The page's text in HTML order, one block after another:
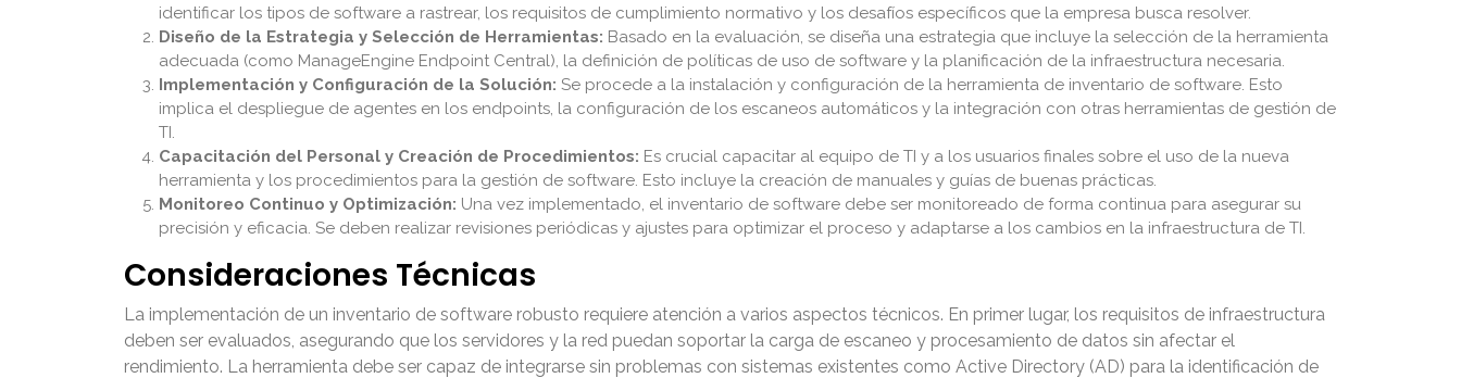
identificar los tipos de software a rastrear, los requisitos de cumplimiento normativo y los desafíos específicos que la empresa busca resolver.
Diseño de la Estrategia y Selección de Herramientas: Basado en la evaluación, se diseña una estrategia que incluye la selección de la herramienta
adecuada (como ManageEngine Endpoint Central), la definición de políticas de uso de software y la planificación de la infraestructura necesaria.
Implementación y Configuración de la Solución: Se procede a la instalación y configuración de la herramienta de inventario de software. Esto
implica el despliegue de agentes en los endpoints, la configuración de los escaneos automáticos y la integración con otras herramientas de gestión de
TI.
Capacitación del Personal y Creación de Procedimientos: Es crucial capacitar al equipo de TI y a los usuarios finales sobre el uso de la nueva
herramienta y los procedimientos para la gestión de software. Esto incluye la creación de manuales y guías de buenas prácticas.
Monitoreo Continuo y Optimización: Una vez implementado, el inventario de software debe ser monitoreado de forma continua para asegurar su
precisión y eficacia. Se deben realizar revisiones periódicas y ajustes para optimizar el proceso y adaptarse a los cambios en la infraestructura de TI.
Consideraciones Técnicas
La implementación de un inventario de software robusto requiere atención a varios aspectos técnicos. En primer lugar, los requisitos de infraestructura
deben ser evaluados, asegurando que los servidores y la red puedan soportar la carga de escaneo y procesamiento de datos sin afectar el
rendimiento. La herramienta debe ser capaz de integrarse sin problemas con sistemas existentes como Active Directory (AD) para la identificación de